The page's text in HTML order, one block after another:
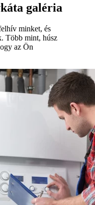
galéria
minket, és
Több mint, húsz
az Ön